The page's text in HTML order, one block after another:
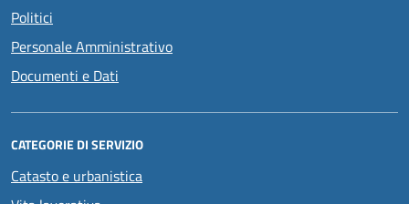
Politici
Personale Amministrativo
Documenti e Dati
CATEGORIE DI SERVIZIO
Catasto e urbanistica